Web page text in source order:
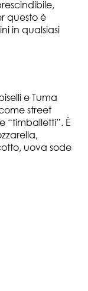
questo è
in qualsiasi
e Tuma
street
“timballetti”. È
uova sode